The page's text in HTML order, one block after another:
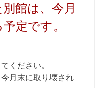
館は、今月
定です。
ください。
月末に取り壊され